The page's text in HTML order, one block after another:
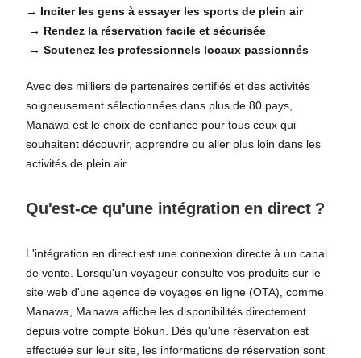
→ Inciter les gens à essayer les sports de plein air
→ Rendez la réservation facile et sécurisée
→ Soutenez les professionnels locaux passionnés
Avec des milliers de partenaires certifiés et des activités
soigneusement sélectionnées dans plus de 80 pays,
Manawa est le choix de confiance pour tous ceux qui
souhaitent découvrir, apprendre ou aller plus loin dans les
activités de plein air.
Qu'est-ce qu'une intégration en direct ?
L'intégration en direct est une connexion directe à un canal
de vente. Lorsqu'un voyageur consulte vos produits sur le
site web d'une agence de voyages en ligne (OTA), comme
Manawa, Manawa affiche les disponibilités directement
depuis votre compte Bókun. Dès qu'une réservation est
effectuée sur leur site, les informations de réservation sont